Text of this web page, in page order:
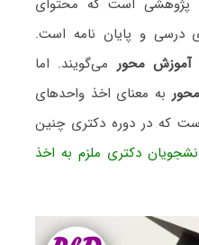
پژوهشی است که محتوای
درسی و پایان نامه است.
محورمی‌گویند. اما
به معنای اخذ واحدهای
ست که در دوره دکتری چنین
دکتری ملزم به اخذ